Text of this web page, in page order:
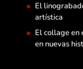
El
artística
El collage en
en nuevas